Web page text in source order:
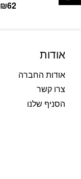
₪62
אודות
אודות החברה
צרו קשר
הסניף שלנו